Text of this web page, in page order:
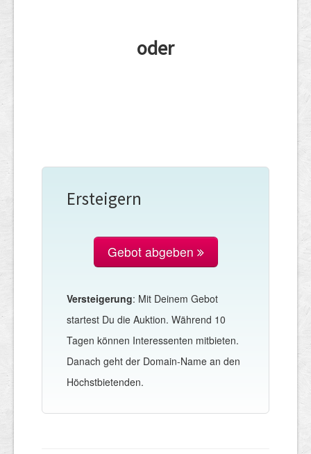
oder
Ersteigern
Gebot abgeben
Versteigerung: Mit Deinem Gebot
startest Du die Auktion. Während 10
Tagen können Interessenten mitbieten.
Danach geht der Domain-Name an den
Höchstbietenden.